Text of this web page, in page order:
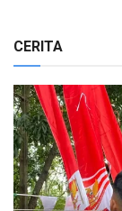
CERITA